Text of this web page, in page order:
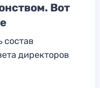
Вот
состав
директоров